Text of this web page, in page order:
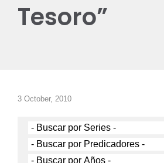
Tesoro”
3 October, 2010